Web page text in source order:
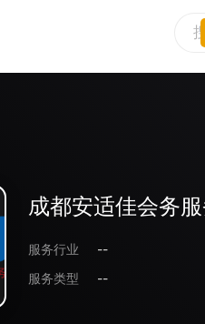
成都安适佳会务
服务行业
--
服务类型
--